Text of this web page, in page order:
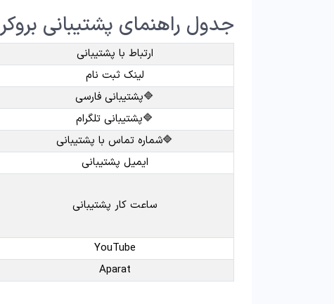
جدول راهنمای پشتیبانی بروکر AMarkets
ارتباط با پشتیبانی
لینک ثبت نام
🔷پشتیبانی فارسی
🔷پشتیبانی تلگرام
🔷شماره تماس با پشتیبانی
ایمیل پشتیبانی
ساعت کار پشتیبانی
YouTube
Aparat